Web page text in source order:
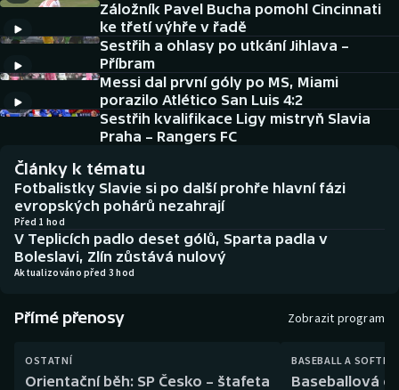
Cyklistika
DALŠÍ SPORTY
Americký fotbal
Baseball a softbal
Basketbal
Biatlon
Boby a skeleton
Box
Curling
NEPŘEHLÉDNĚTE
Historické návraty
Aplikace ČT sport
AZ kvíz
Záložník Pavel Bucha pomohl Cincinnati
ke třetí výhře v řadě
Sestřih a ohlasy po utkání Jihlava –
Příbram
Messi dal první góly po MS, Miami
porazilo Atlético San Luis 4:2
Sestřih kvalifikace Ligy mistryň Slavia
Praha – Rangers FC
Články k tématu
Fotbalistky Slavie si po další prohře hlavní fázi
evropských pohárů nezahrají
Před 1 hod
V Teplicích padlo deset gólů, Sparta padla v
Boleslavi, Zlín zůstává nulový
Aktualizováno před 3 hod
Přímé přenosy Zobrazit program
OSTATNÍ
Orientační běh: SP Česko – štafeta
BASEBALL A
Baseballová